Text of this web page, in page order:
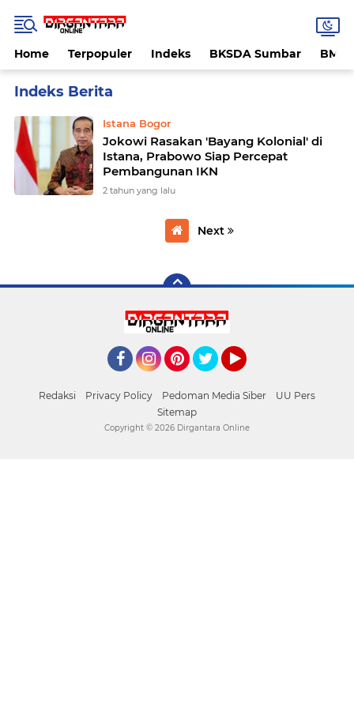
Home Terpopuler Indeks BKSDA Sumbar
Istana Bogor
Jokowi Rasakan 'Bayang Kolonial' di
Istana, Prabowo Siap Percepat
Pembangunan IKN
2 tahun yang lalu
Next
Redaksi Privacy Policy Pedoman Media Siber
UU Pers
Sitemap
Copyright © 2026 Dirgantara Online